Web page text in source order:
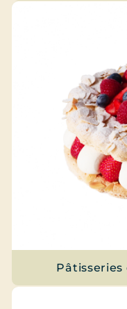
Pâtisseries